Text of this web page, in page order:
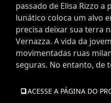
passado de Elisa Rizzo
lunático coloca um alvo
precisa deixar sua terra
Vernazza. A vida da
movimentadas ruas
seguras. No entanto, de
ACESSE A PÁGINA DO